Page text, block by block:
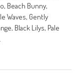
Beach Bunny,
Waves, Gently
Black Lilys, Pale